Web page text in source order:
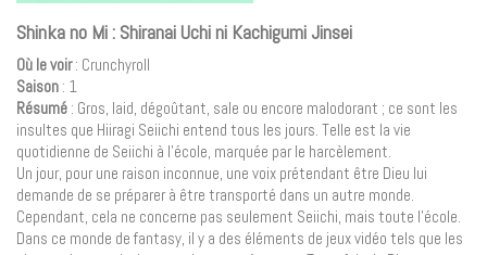
Shinka no Mi : Shiranai Uchi ni Kachigumi Jinsei
Où le voir: Crunchyroll
Saison : 1
Résumé : Gros, laid, dégoûtant, sale ou encore malodorant ; ce sont les
insultes que Hiiragi Seiichi entend tous les jours. Telle est la vie
quotidienne de Seiichi à l’école, marquée par le harcèlement.
Un jour, pour une raison inconnue, une voix prétendant être Dieu lui
demande de se préparer à être transporté dans un autre monde.
Cependant, cela ne concerne pas seulement Seiichi, mais toute l’école.
Dans ce monde de fantasy, il y a des éléments de jeux vidéo tels que les